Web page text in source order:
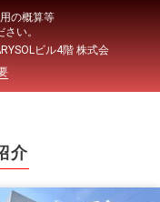
の概算等
い。
ビル4階 株式会
介